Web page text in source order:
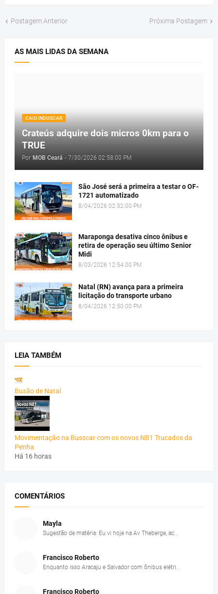
Postagem Anterior Próxima Postagem
AS MAIS LIDAS DA SEMANA
CAIO INDUSCAR
Crateús adquire dois micros 0km para o
TRUE
Por MOB Ceará - 7/30/2026 02:58:00 PM
São José será a primeira a testar o OF-
1721 automatizado
8/04/2026 02:32:00 PM
Maraponga desativa cinco ônibus e
retira de operação seu último Senior
Midi
8/03/2026 12:54:00 PM
Natal (RN) avança para a primeira
licitação do transporte urbano
8/04/2026 12:50:00 PM
LEIA TAMBÉM
Busão de Natal
Movimentação na Busscar com os novos NB1 Trucados da
Penha
Há 16 horas
COMENTÁRIOS
Mayla
Sugestão de matéria: Eu vi hoje na Av Theberge, ac...
Francisco Roberto
Enquanto isso Aracaju e Salvador com ônibus elétri...
Francisco Roberto